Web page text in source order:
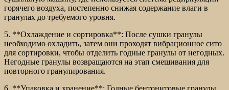
горячего воздуха, постепенно снижая содержание влаги в
гранулах до требуемого уровня.
5. **Охлаждение и сортировка**: После сушки гранулы
необходимо охладить, затем они проходят вибрационное сито
для сортировки, чтобы отделить годные гранулы от негодных.
Негодные гранулы возвращаются на этап смешивания для
повторного гранулирования.
6. **Упаковка и хранение**: Годные бентонитовые гранулы